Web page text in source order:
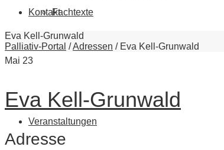
Fachtexte
Veranstaltungen
Kontakt
Eva Kell-Grunwald
Palliativ-Portal /Adressen / Eva Kell-Grunwald
Mai 23
Eva Kell-Grunwald
Adresse